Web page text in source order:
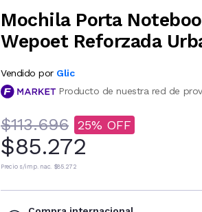
Mochila Porta
Wepoet Reforzada
Vendido por Glic
Producto de nuestra red de
$113.696 25
$85.272
Precio s/imp. nac. $85.272